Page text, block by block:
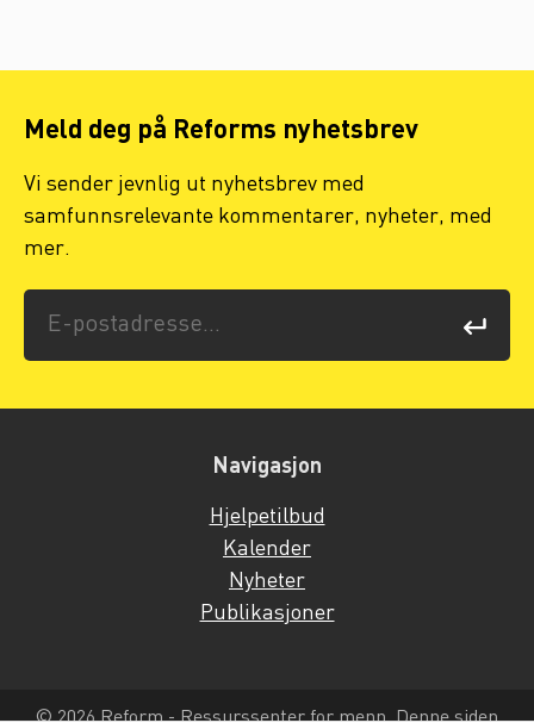
Meld deg på Reforms nyhetsbrev
Vi sender jevnlig ut nyhetsbrev med
samfunnsrelevante kommentarer, nyheter, med
mer.
Navigasjon
Hjelpetilbud
Kalender
Nyheter
Publikasjoner